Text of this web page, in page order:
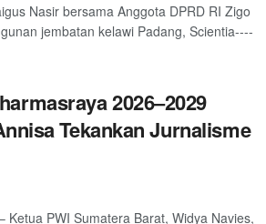
Nasir bersama Anggota DPRD RI Zigo
jembatan kelawi Padang, Scientia----
2026–2029
Tekankan Jurnalisme
Ketua PWI Sumatera Barat, Widya Navies,